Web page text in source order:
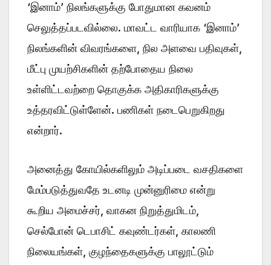
‘இனாம்’ நிலங்களுக்கு போதுமான கவனம்
செலுத்தப்படவில்லை. மாவட்ட வாரியாக ‘இனாம்’
நிலங்களின் விவரங்களை, நில அளவை பதிவுகள்,
மீட்பு முயற்சிகளின் தற்போதைய நிலை
உள்ளிட்டவற்றை தொகுக்க அதிகாரிகளுக்கு
உத்தரவிட்டுள்ளேன். பணிகள் நடைபெறுகிறது
என்றார்.
அனைத்து கோயில்களிலும் அடிப்படை வசதிகளை
மேம்படுத்துவதே உடனடி முன்னுரிமை என்று
கூறிய அமைச்சர், வாகன நிறுத்துமிடம்,
செல்போன் டெபாசிட் கவுண்டர்கள், காலணி
நிலையங்கள், குழந்தைகளுக்கு பாலூட்டும்